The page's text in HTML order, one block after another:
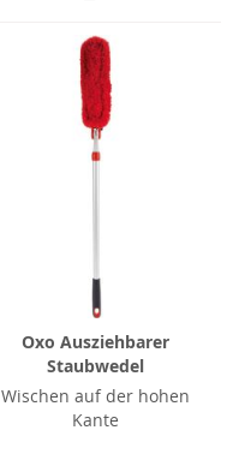
Oxo Ausziehbarer
Staubwedel
Wischen auf der hohen
Kante